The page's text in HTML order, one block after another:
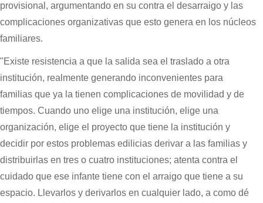
provisional, argumentando en su contra el desarraigo y las
complicaciones organizativas que esto genera en los núcleos
familiares.
"Existe resistencia a que la salida sea el traslado a otra
institución, realmente generando inconvenientes para
familias que ya la tienen complicaciones de movilidad y de
tiempos. Cuando uno elige una institución, elige una
organización, elige el proyecto que tiene la institución y
decidir por estos problemas edilicias derivar a las familias y
distribuirlas en tres o cuatro instituciones; atenta contra el
cuidado que ese infante tiene con el arraigo que tiene a su
espacio. Llevarlos y derivarlos en cualquier lado, a como dé